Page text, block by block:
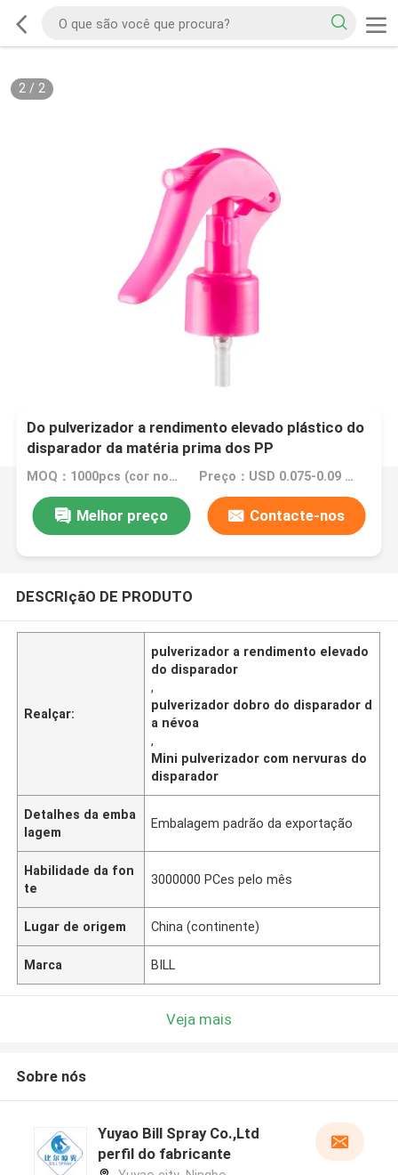
2/ 2
Do pulverizador a rendimento elevado plástico do
disparador da matéria prima dos PP
especificações diferentes
MOQ：1000pcs (cor normal, incluindo o preto, o branco, os transparentes) Preço：USD 0.075-0.09 (Negotionable)
Melhor preço Contacte-nos
DESCRIçãO DE PRODUTO
Realçar:
pulverizador a rendimento elevado
do disparador
,
pulverizador dobro do disparador d
a névoa
,
Mini pulverizador com nervuras do
disparador
Detalhes da emba
lagem
Embalagem padrão da exportação
Habilidade da fon
te
3000000 PCes pelo mês
Lugar de origem China (continente)
Marca BILL
Veja mais
Sobre nós
Yuyao Bill Spray Co.,Ltd
perfil do fabricante